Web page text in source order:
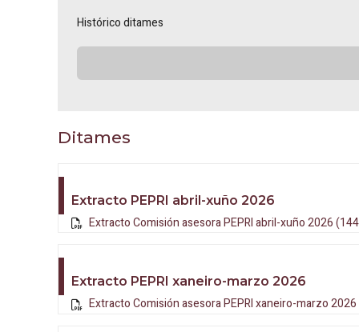
Histórico ditames
Ditames
Extracto PEPRI abril-xuño 2026
Extracto Comisión asesora PEPRI abril-xuño 2026
Extracto PEPRI xaneiro-marzo 2026
Extracto Comisión asesora PEPRI xaneiro-marzo 2026